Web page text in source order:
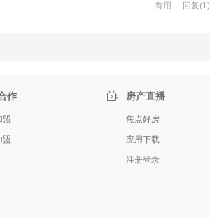
有用 回复(1)
作
盟
盟
 房产直播
焦点好房
应用下载
注册登录